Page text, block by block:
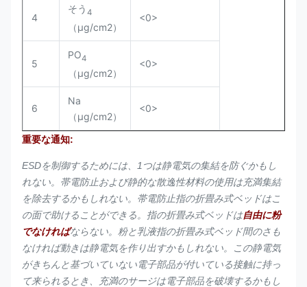
4
そう 4
（µg/cm2）
<0>
5
PO4
（µg/cm2）
<0>
6
Na
（µg/cm2）
<0>
重要な通知:
ESDを制御するためには、1つは静電気の集結を防ぐかもし
れない。帯電防止および静的な散逸性材料の使用は充満集結
を除去するかもしれない。帯電防止指の折畳み式ベッドはこ
の面で助けることができる。指の折畳み式ベッドは自由に粉
でなければならない。粉と乳液指の折畳み式ベッド間のさも
なければ動きは静電気を作り出すかもしれない。この静電気
がきちんと基づいていない電子部品が付いている接触に持っ
て来られるとき、充満のサージは電子部品を破壊するかもし